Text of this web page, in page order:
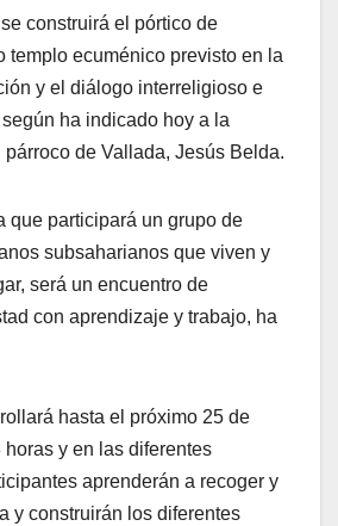
construirá el pórtico de
templo ecuménico previsto en la
y el diálogo interreligioso e
ha indicado hoy a la
de Vallada, Jesús Belda.
que participará un grupo de
subsaharianos que viven y
será un encuentro de
con aprendizaje y trabajo, ha
hasta el próximo 25 de
y en las diferentes
aprenderán a recoger y
y construirán los diferentes